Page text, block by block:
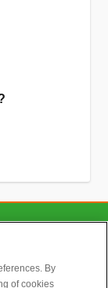
By
of cookies